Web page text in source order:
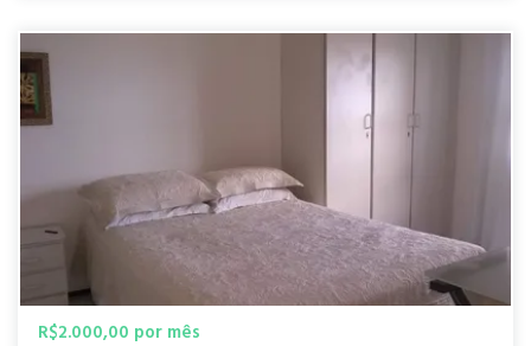
R$2.000,00 por mês